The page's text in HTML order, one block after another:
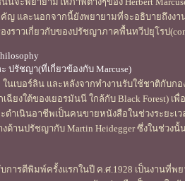
ญ และนอกจากนี้ยังพยายามที่จะอธิบายถึงง
งราวเกี่ยวกับของปรัชญาภาคพื้นทวีปยุโรป
ปรัชญา(ที่เกี่ยวข้องกับ Marcuse)
ในเบอร์ลิน และหลังจากทำงานรับใช้ชาติกับ
ฉียงใต้ของเยอรมันนี ใกล้กับ Black Forest)
ดำเนินอาชีพเป็นคนขายหนังสือในช่วงระยะเ
งด้านปรัชญากับ Martin Heidegger ซึ่งในช่ว
การตีพิมพ์ครั้งแรกในปี ค.ศ.1928 เป็นงานที่